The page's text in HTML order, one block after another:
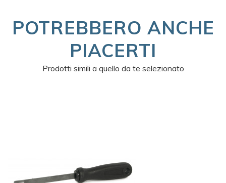
POTREBBERO ANCHE
PIACERTI
Prodotti simili a quello da te selezionato